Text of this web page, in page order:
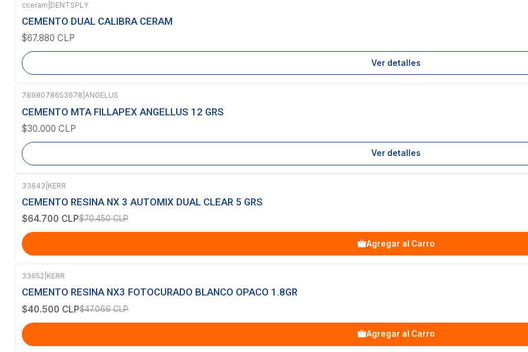
Agotado
cceram DENTSPLY
CEMENTO DUAL CALIBRA CERAM
$67.880 CLP
Ver detalles
Agotado
7898078653678 ANGELUS
CEMENTO MTA FILLAPEX ANGELLUS 12 GRS
$30.000 CLP
Ver detalles
-8%OFF
33643 KERR
CEMENTO RESINA NX 3 AUTOMIX DUAL CLEAR 5 GRS
$64.700 CLP$70.450 CLP
Agregar al Carro
-14%OFF
33652 KERR
CEMENTO RESINA NX3 FOTOCURADO BLANCO OPACO 1.8GR
$40.500 CLP$47.066 CLP
Agregar al Carro